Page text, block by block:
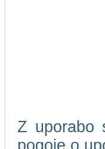
Z uporabo
pogoje o